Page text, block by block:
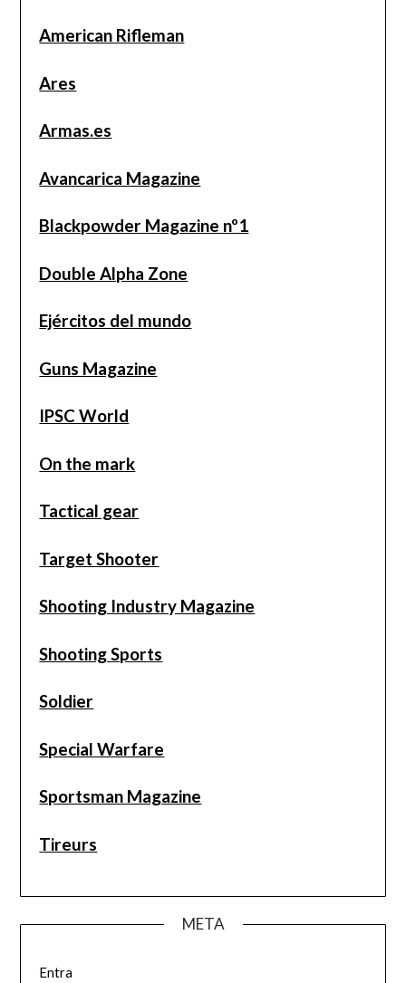
American Rifleman
Ares
Armas.es
Avancarica Magazine
Blackpowder Magazine nº1
Double Alpha Zone
Ejércitos del mundo
Guns Magazine
IPSC World
On the mark
Tactical gear
Target Shooter
Shooting Industry Magazine
Shooting Sports
Soldier
Special Warfare
Sportsman Magazine
Tireurs
META
Entra